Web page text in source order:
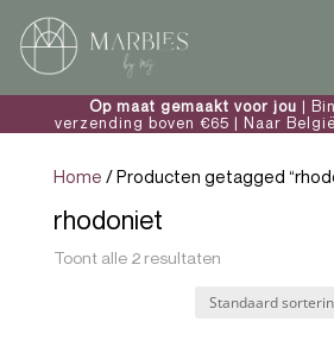
Op maat gemaakt voor jou |
verzending boven €65 | Naar
Home / Producten getagged
rhodoniet
Toont alle 2 resultaten